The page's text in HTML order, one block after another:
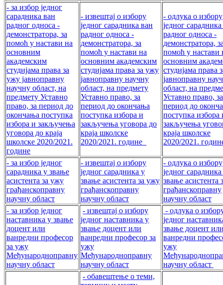
- за избор једног
сарадника ван
радног односа -
демонстратора, за
помоћ у настави на
основним
академским
студијама права за
ужу јавноправну
научну област, на
предмету Уставно
право, за период до
окончања поступка
избора и закључења
уговора до краја
школске 2020/2021.
године
- извештај о избору
једног сарадника ван
радног односа -
демонстратора, за
помоћ у настави на
основним академским
студијама права за ужу
јавноправну научну
област, на предмету
Уставно право, за
период до окончања
поступка избора и
закључења уговора до
краја школске
2020/2021. године
- одлука о избору
једног
радног односа -
демонстратора,
помоћ у настави
основним
студијама права
јавноправну
област, на
Уставно право, за
период до
поступка избора
закључења
краја школске
2020/2021.
- за избор једног
сарадника у звање
асистента за ужу
грађанскоправну
научну област
- извештај о избору
једног сарадника у
звање асистента за ужу
грађанскоправну
научну област
- одлука о избору
једног
звање асистента
грађанскоправну
научну област
- за избор једног
наставника у звање
доцент или
ванредни професор
за ужу
Међународноправну
научну област
- извештај о избору
једног наставника у
звање доцент или
ванредни професор за
ужу
Међународноправну
научну област
- одлука о
једног
звање доцент
ванредни
ужу
научну област
- обавештење о теми,